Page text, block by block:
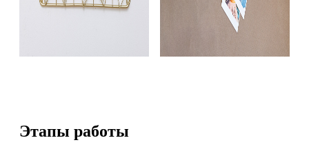
Этапы работы